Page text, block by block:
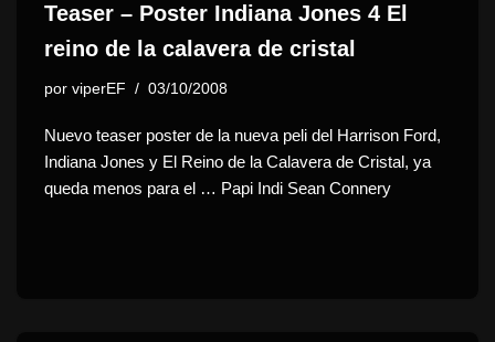
Teaser – Poster Indiana Jones 4 El
reino de la calavera de cristal
por viperEF 03/10/2008
Nuevo teaser poster de la nueva peli del Harrison Ford,
Indiana Jones y El Reino de la Calavera de Cristal, ya
queda menos para el … Papi Indi Sean Connery